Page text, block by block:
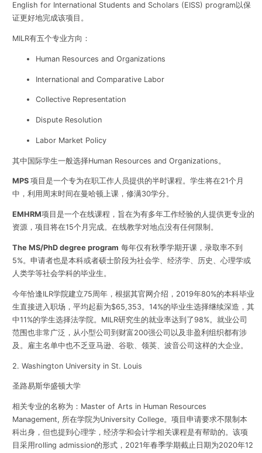
English for International Students and Scholars (EISS) program以保
证更好地完成该项目。
MILR有五个专业方向：
Human Resources and Organizations
International and Comparative Labor
Collective Representation
Dispute Resolution
Labor Market Policy
其中国际学生一般选择Human Resources and Organizations。
MPS 项目是一个专为在职工作人员提供的半时课程。学生将在21个月
中，利用周末时间在曼哈顿上课，修满30学分。
EMHRM项目是一个在线课程，旨在为有多年工作经验的人提供更专业的
资源，项目将在15个月完成。在线教学对地点没有任何限制。
The MS/PhD degree program 每年仅有秋季学期开课，录取率不到
5%。申请者也是本科或者硕士阶段为社会学、经济学、历史、心理学或
人类学等社会学科的毕业生。
今年恰逢ILR学院建立75周年，根据其官网介绍，2019年80%的本科毕业
生直接进入职场，平均起薪为$65,353。14%的毕业生选择继续深造，其
中11%的学生选择法学院。MILR研究生的就业率达到了98%。就业公司
范围也非常广泛，从小型公司到财富200强公司以及非盈利组织都有涉
及。雇主名单中也不乏亚马逊、谷歌、领英、波音公司这样的大企业。
2. Washington University in St. Louis
圣路易斯华盛顿大学
相关专业的名称为：Master of Arts in Human Resources
Management, 所在学院为University College。项目申请要求不限制本
科出身，但也提到心理学，经济学和会计学相关课程是有帮助的。该项
目采用rolling admission的形式，2021年春季学期截止日期为2020年12